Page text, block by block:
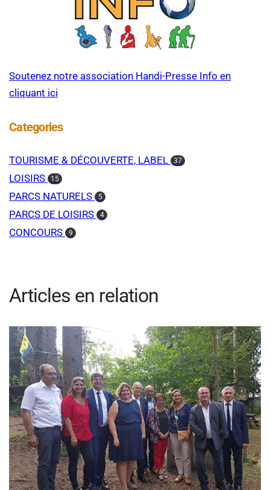
Soutenez notre association Handi-Presse Info en
cliquant ici
Categories
TOURISME & DÉCOUVERTE, LABEL 37
LOISIRS 15
PARCS NATURELS 5
PARCS DE LOISIRS 4
CONCOURS 9
Articles en relation